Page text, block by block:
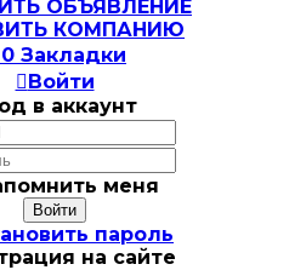
ОБЪЯВЛЕНИЕ
КОМПАНИЮ
0 Закладки
Войти
в аккаунт
меня
пароль
на сайте